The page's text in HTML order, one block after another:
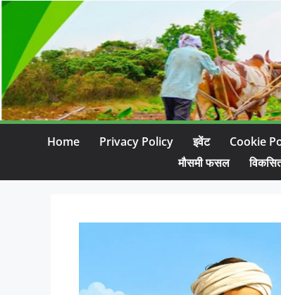
Home Privacy Policy इवेंट Cookie
मौसमी फसल